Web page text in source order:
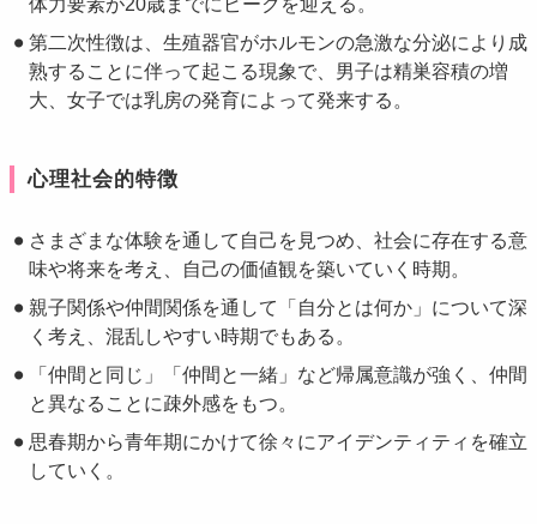
第二次性徴は、生殖器官がホルモンの急激な分泌により成
熟することに伴って起こる現象で、男子は精巣容積の増
大、女子では乳房の発育によって発来する。
心理社会的特徴
さまざまな体験を通して自己を見つめ、社会に存在する意
味や将来を考え、自己の価値観を築いていく時期。
親子関係や仲間関係を通して「自分とは何か」について深
く考え、混乱しやすい時期でもある。
「仲間と同じ」「仲間と一緒」など帰属意識が強く、仲間
と異なることに疎外感をもつ。
思春期から青年期にかけて徐々にアイデンティティを確立
していく。